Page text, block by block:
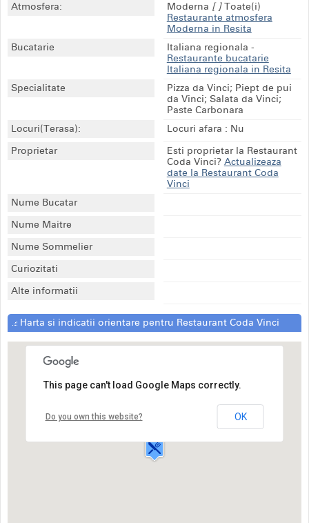
Atmosfera: Moderna [ ]Toate(i)
Restaurante atmosfera
Moderna in Resita
Bucatarie
Italiana regionala -
Restaurante bucatarie
Italiana regionala in Resita
Specialitate
Pizza da Vinci; Piept de pui
da Vinci; Salata da Vinci;
Paste Carbonara
Locuri(Terasa):
Locuri afara : Nu
Proprietar
Esti proprietar la Restaurant
Coda Vinci? Actualizeaza
date la Restaurant Coda
Vinci
Nume Bucatar
Nume Maitre
Nume Sommelier
Curiozitati
Alte informatii
Harta si indicatii orientare pentru Restaurant Coda Vinci
Decembrie 1918,4
This page can't load Google Maps correctly.
Do you own this website? OK